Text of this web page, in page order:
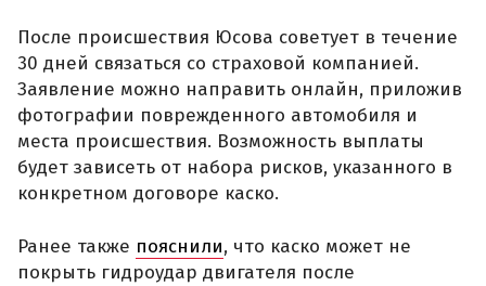
После происшествия Юсова советует в течение
30 дней связаться со страховой компанией.
Заявление можно направить онлайн, приложив
фотографии поврежденного автомобиля и
места происшествия. Возможность выплаты
будет зависеть от набора рисков, указанного в
конкретном договоре каско.
Ранее также пояснили, что каско может не
покрыть гидроудар двигателя после